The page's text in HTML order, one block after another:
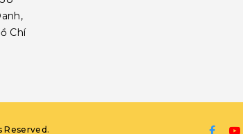
Chí
Reserved.